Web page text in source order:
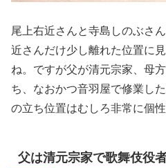
尾上右近さんと寺島しのぶさ
近さんだけ少し離れた位置に
ね。ですが父が清元宗家、母
ち、なおかつ音羽屋で修業し
の立ち位置はむしろ非常に個
父は清元宗家で歌舞伎役